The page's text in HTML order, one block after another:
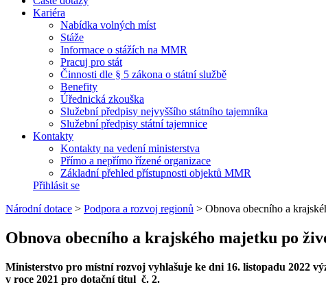
Kariéra
Nabídka volných míst
Stáže
Informace o stážích na MMR
Pracuj pro stát
Činnosti dle § 5 zákona o státní službě
Benefity
Úřednická zkouška
Služební předpisy nejvyššího státního tajemníka
Služební předpisy státní tajemnice
Kontakty
Kontakty na vedení ministerstva
Přímo a nepřímo řízené organizace
Základní přehled přístupnosti objektů MMR
Přihlásit se
Národní dotace > Podpora a rozvoj regionů > Obnova obecního a
Obnova obecního a krajského majetku po
Ministerstvo pro místní rozvoj vyhlašuje ke dni 16. listopadu 2022
v roce 2021 pro dotační titul č. 2.